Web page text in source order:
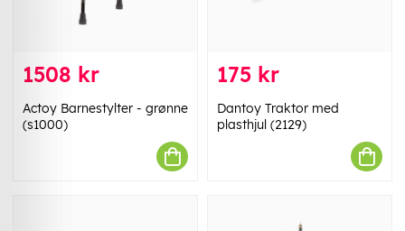
1508 kr
Actoy Barnestylter - grønne
(s1000)
175 kr
Dantoy Traktor med
plasthjul (2129)